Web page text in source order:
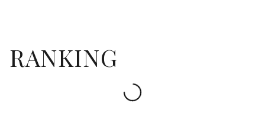
RANKING